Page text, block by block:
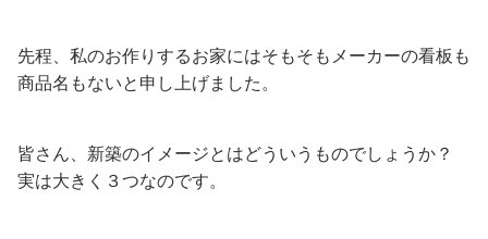
先程、私のお作りするお家にはそもそもメーカーの看板も
商品名もないと申し上げました。
皆さん、新築のイメージとはどういうものでしょうか？
実は大きく３つなのです。